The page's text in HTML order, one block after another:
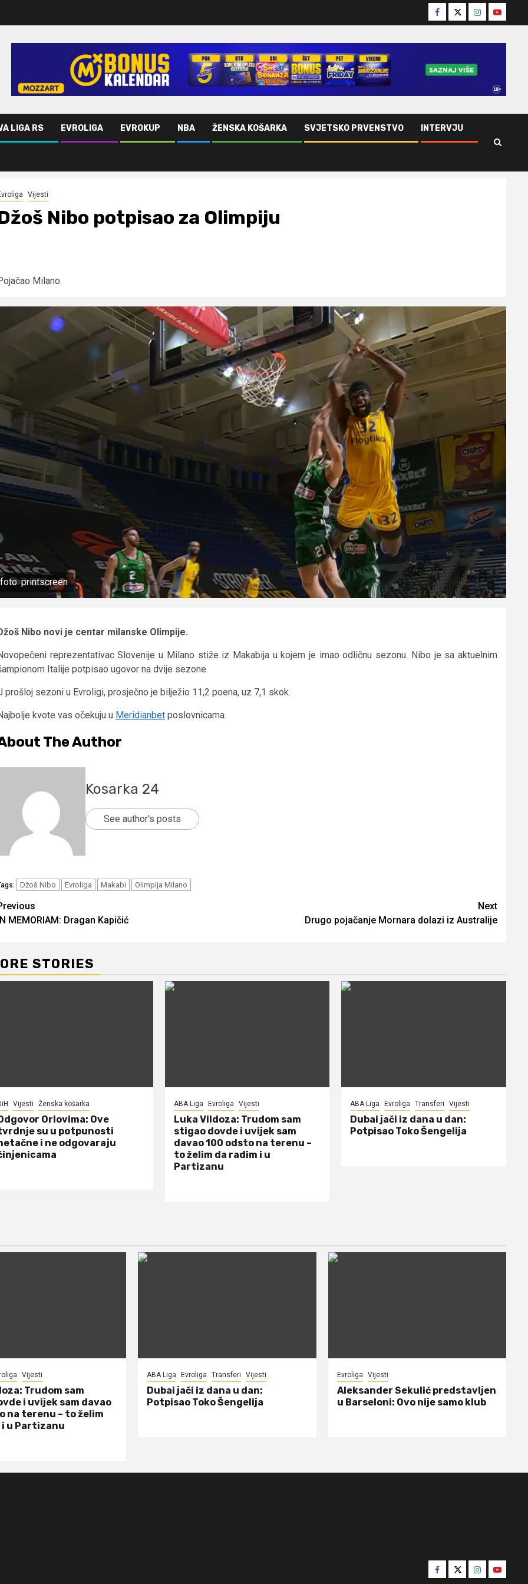
Facebook
TwitterInstagram
Youtube
LIGA RS EVROLIGA EVROKUP NBA ŽENSKA KOŠARKA SVJETSKO PRVENSTVO INTERVJU
Vijesti
Nibo potpisao za Olimpiju
Milano.
foto: printscreen
Nibo novi je centar milanske Olimpije.
reprezentativac Slovenije u Milano stiže iz Makabija u kojem je imao odličnu sezonu. Nibo je sa aktuelnim
Italije potpisao ugovor na dvije sezone.
prošloj sezoni u Evroligi, prosječno je bilježio 11,2 poena, uz 7,1 skok.
kvote vas očekuju u Meridianbet poslovnicama.
The Author
Kosarka 24
See author's posts
Džoš Nibo Evroliga Makabi Olimpija Milano
MEMORIAM: Dragan Kapičić
Next
Drugo pojačanje Mornara dolazi iz Australije
STORIES
Vijesti Ženska košarka
Orlovima: ​Ove
su u potpunosti
i ne odgovaraju
ABA Liga Evroliga Vijesti
Luka Vildoza: Trudom sam
stigao dovde i uvijek sam
davao 100 odsto na terenu –
to želim da radim i u
Partizanu
ABA Liga Evroliga Transferi Vijesti
Dubai jači iz dana u dan:
Potpisao Toko Šengelija
Vijesti
Trudom sam
i uvijek sam davao
na terenu – to želim
u Partizanu
ABA Liga Evroliga Transferi Vijesti
Dubai jači iz dana u dan:
Potpisao Toko Šengelija
Evroliga Vijesti
Aleksander Sekulić predstavljen
u Barseloni: Ovo nije samo klub
Facebook
TwitterInstagram
Youtube